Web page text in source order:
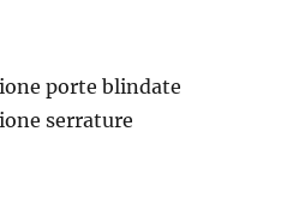
porte blindate
serrature